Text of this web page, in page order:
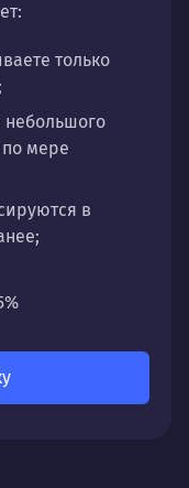
только
мере
в